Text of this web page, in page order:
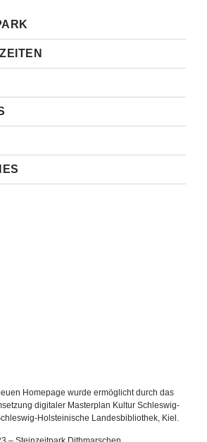
Homepage wurde ermöglicht durch das
digitaler Masterplan Kultur Schleswig-
Holsteinische Landesbibliothek, Kiel.